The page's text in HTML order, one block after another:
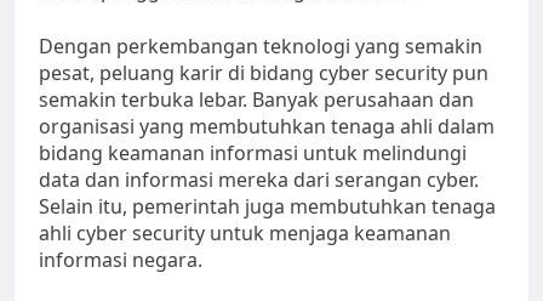
Dengan perkembangan teknologi yang semakin
pesat, peluang karir di bidang cyber security pun
semakin terbuka lebar. Banyak perusahaan dan
organisasi yang membutuhkan tenaga ahli dalam
bidang keamanan informasi untuk melindungi
data dan informasi mereka dari serangan cyber.
Selain itu, pemerintah juga membutuhkan tenaga
ahli cyber security untuk menjaga keamanan
informasi negara.